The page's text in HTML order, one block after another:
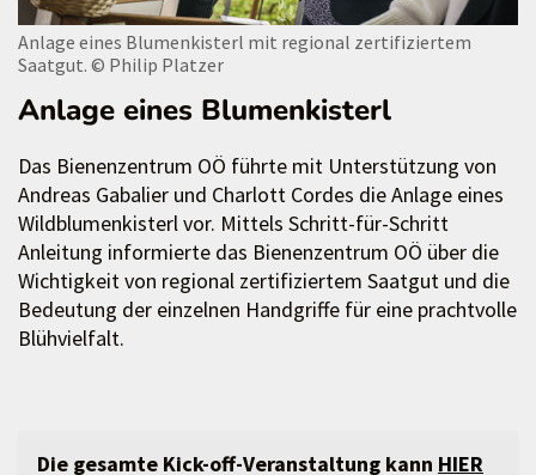
Anlage eines Blumenkisterl mit regional zertifiziertem
Saatgut. © Philip Platzer
Anlage eines Blumenkisterl
Das Bienenzentrum OÖ führte mit Unterstützung von
Andreas Gabalier und Charlott Cordes die Anlage eines
Wildblumenkisterl vor. Mittels Schritt-für-Schritt
Anleitung informierte das Bienenzentrum OÖ über die
Wichtigkeit von regional zertifiziertem Saatgut und die
Bedeutung der einzelnen Handgriffe für eine prachtvolle
Blühvielfalt.
Die gesamte Kick-off-Veranstaltung kann HIER